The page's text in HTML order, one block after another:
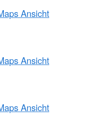
Ansicht
Ansicht
Ansicht